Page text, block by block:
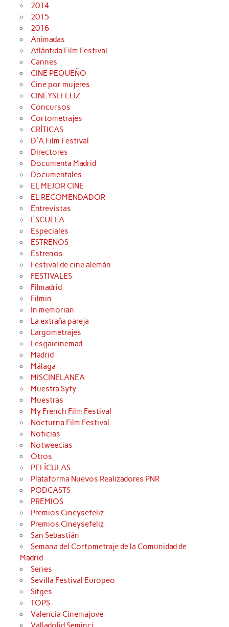
2014
2015
2016
Animadas
Atlántida Film Festival
Cannes
CINE PEQUEÑO
Cine por mujeres
CINEYSEFELIZ
Concursos
Cortometrajes
CRÍTICAS
D'A Film Festival
Directores
Documenta Madrid
Documentales
EL MEJOR CINE
EL RECOMENDADOR
Entrevistas
ESCUELA
Especiales
ESTRENOS
Estrenos
Festival de cine alemán
FESTIVALES
Filmadrid
Filmin
In memorian
La extraña pareja
Largometrajes
Lesgaicinemad
Madrid
Málaga
MISCINELANEA
Muestra Syfy
Muestras
My French Film Festival
Nocturna Film Festival
Noticias
Notweecias
Otros
PELÍCULAS
Plataforma Nuevos Realizadores PNR
PODCASTS
PREMIOS
Premios Cineysefeliz
Premios Cineysefeliz
San Sebastián
Semana del Cortometraje de la Comunidad de
Madrid
Series
Sevilla Festival Europeo
Sitges
TOPS
Valencia Cinemajove